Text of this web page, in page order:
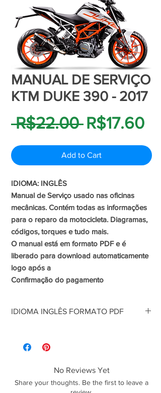
MANUAL DE SERVIÇO
KTM DUKE 390 - 2017
R$22.00 Regular
Price
R$17.60
Add to Cart
IDIOMA: INGLÊS
Manual de Serviço usado nas oficinas
mecânicas. Contém todas as informações
para o reparo da motocicleta. Diagramas,
códigos, torques e tudo mais.
O manual está em formato PDF e é
liberado para download automaticamente
logo após a
Confirmação do pagamento
IDIOMA INGLÊS FORMATO PDF
para o reparo da motocicleta. Diagramas,
O manual está em formato PDF e é liberado
para download automaticamente logo após a
No Reviews Yet
Share your thoughts. Be the first to leave a